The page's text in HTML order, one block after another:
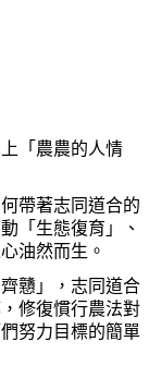
「農農的人情
帶著志同道合的
「生態復育」、
油然而生。
戇」，志同道合
修復慣行農法對
努力目標的簡單